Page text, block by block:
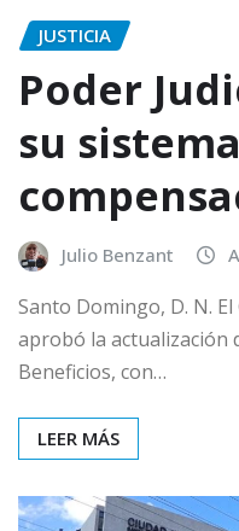
JUSTICIA
Poder
su
Julio Benzant
Santo Domingo, D. N. El
aprobó la actualización
Beneficios, con…
LEER MÁS